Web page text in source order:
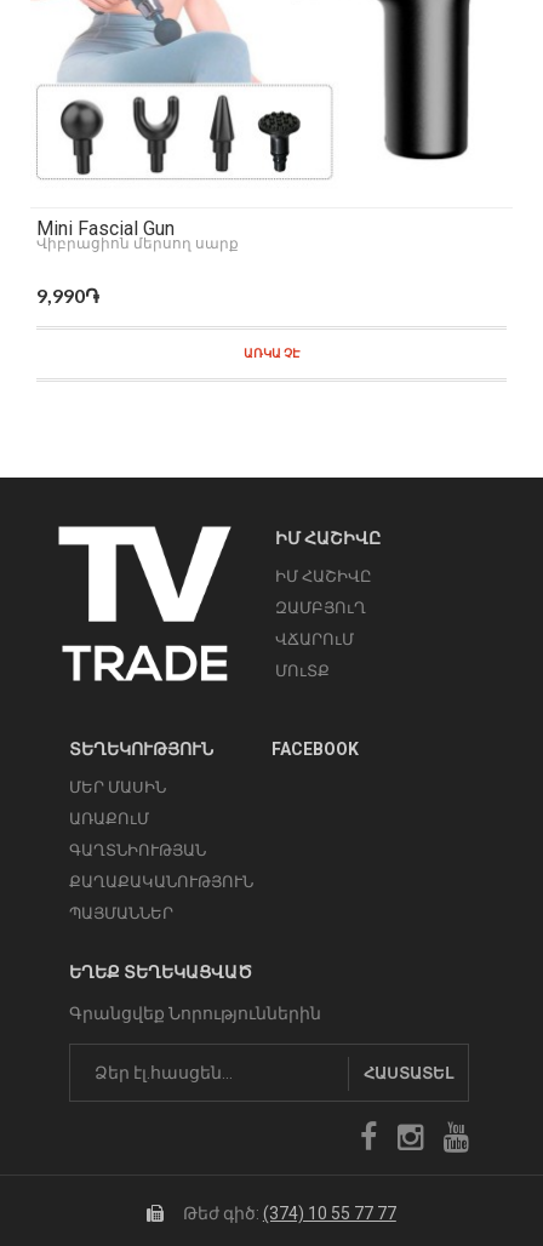
Mini Fascial Gun
Վիբրացիոն մերսող սարք
9,990֏
ԱՌԿԱ ՉԷ
ԻՄ ՀԱՇԻՎԸ
ԻՄ ՀԱՇԻՎԸ
ԶԱՄԲՅՈւՂ
ՎՃԱՐՈւՄ
ՄՈւՏՔ
ՏԵՂԵԿՈՒԹՅՈՒՆ
ՄԵՐ ՄԱՍԻՆ
ԱՌԱՔՈւՄ
ԳԱՂՏՆԻՈՒԹՅԱՆ
ՔԱՂԱՔԱԿԱՆՈՒԹՅՈՒՆ
ՊԱՅՄԱՆՆԵՐ
FACEBOOK
ԵՂԵՔ ՏԵՂԵԿԱՑՎԱԾ
Գրանցվեք Նորություններին
ՀԱՍՏԱՏԵԼ
Թեժ գիծ: (374) 10 55 77 77